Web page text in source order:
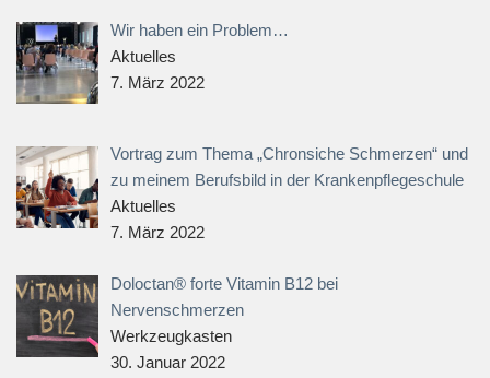
Wir haben ein Problem…
Aktuelles
7. März 2022
Vortrag zum Thema „Chronsiche Schmerzen“ und
zu meinem Berufsbild in der Krankenpflegeschule
Aktuelles
7. März 2022
Doloctan® forte Vitamin B12 bei
Nervenschmerzen
Werkzeugkasten
30. Januar 2022